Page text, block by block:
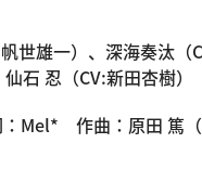
世雄一）、深海奏汰
石 忍（CV:新田杏樹）
：Mel* 作曲：原田 篤